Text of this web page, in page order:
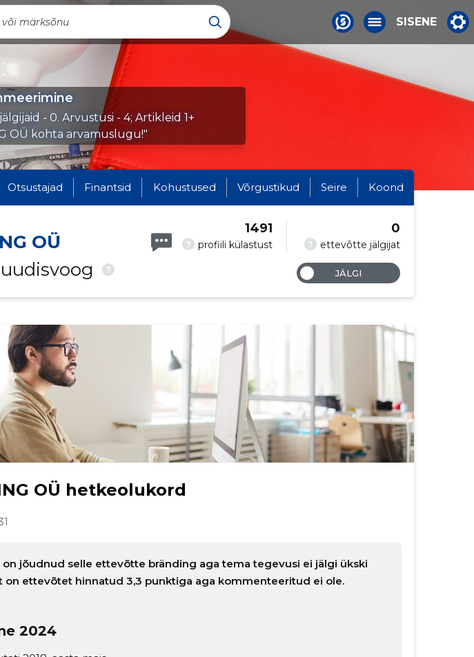
SISENE
- 0. Arvustusi - 4; Artikleid 1+
OÜ kohta arvamuslugu!"
Otsustajad Finantsid Kohustused Võrgustikud Seire Koond
OÜ
?
? profiili külastust
1491
? ettevõtte jälgijat
0
JÄLGI
OÜ hetkeolukord
on jõudnud selle ettevõtte bränding aga tema tegevusi ei jälgi ükski
on ettevõtet hinnatud 3,3 punktiga aga kommenteeritud ei ole.
2024